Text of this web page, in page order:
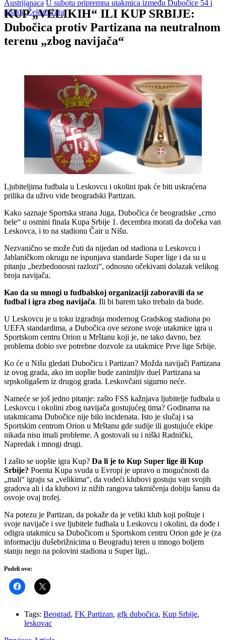
Austrijanaca U subotu pripremna utakmica između Dubočice 54 i
niškog Železničara
KUP „VELIKIH“ ILI KUP SRBIJE:
Dubočica protiv Partizana na neutralnom
terenu „zbog navijača“
Ljubiteljima fudbala u Leskovcu i okolini ipak će biti uskraćena
prilika da uživo vide beogradski Partizan.
Kako saznaje Sportska strana Juga, Dubočica će beogradske „crno
bele“ u osmini finala Kupa Srbije 1. decembra morati da dočeka van
Leskovca, i to na stadionu Čair u Nišu.
Nezvanično se može čuti da nijedan od stadiona u Leskovcu i
Jablaničkom okrugu ne ispunjava standarde Super lige i da su u
pitanju „bezbedonosni razlozi“, odnosno očekivani dolazak velikog
broja navijača.
Kao da su mnogi u fudbalskoj organizaciji zaboravili da se
fudbal i igra zbog navijača. Ili bi barem tako trebalo da bude.
U Leskovcu je u toku izgradnja modernog Gradskog stadiona po
UEFA standardima, a Dubočica ove sezone svoje utakmice igra u
Sportskom centru Orion u Mrštanu koji je, ne tako davno, bez
problema dobio sve potrebne dozvole za utakmice Prve lige Srbije.
Ko će u Nišu gledati Dubočicu i Partizan? Možda navijači Partizana
iz ovog grada, ako im uopšte bude zanimljiv duel Partizana sa
srpskoligašem iz drugog grada. Leskovčani sigurno neće.
Nameće se još jedno pitanje: zašto FSS kažnjava ljubitelje fudbala u
Leskovcu i okolini zbog navijača gostujućeg tima? Godinama na
utakmicama Dubočice nije bilo incidenata. Isto je slučaj i sa
Sportskim centrom Orion u Mrštanu gde sudije ili gostujuće ekipe
nikada nisu imali probleme. A gostovali su i niški Radnički,
Napredak i mnogi drugi.
I zašto se uopšte igra Kup? Da li je to Kup Super lige ili Kup
Srbije? Poenta Kupa svuda u Evropi je upravo u mogućnosti da
„mali“ igraju sa „velikima“, da vodeći klubovi gostuju van svojih
gradova ali i da klubovi iz nižih rangova takmičenja dobiju šansu da
osvoje ovaj trofej.
Na potezu je Partizan, da pokaže da je veliki klub koji poštuje i
svoje navijače i sve ljubitele fudbala u Leskovcu i okolini, da dođe i
odigra utakmicu sa Dubočicom u Sportskom centru Orion gde je (za
informaciju dušebrižnicima u Beogradu) teren u mnogo boljem
stanju nego na polovini stadiona u Super ligi,.
Podeli ovo:
Tags: Beograd, FK Partizan, gfk dubočica, Kup Srbije,
leskovac